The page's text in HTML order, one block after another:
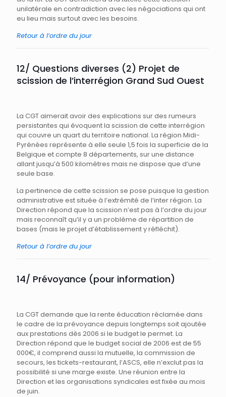
unilatérale en contradiction avec les négociations qui ont
eu lieu mais surtout avec les besoins.
Retour à l’ordre du jour
12/ Questions diverses (2) Projet de
scission de l’interrégion Grand Sud Ouest
La CGT aimerait avoir des explications sur des rumeurs
persistantes qui évoquent la scission de cette interrégion
qui couvre un quart du territoire national. La région Midi-
Pyrénées représente à elle seule 1,5 fois la superficie de la
Belgique et compte 8 départements, sur une distance
allant jusqu’à 500 kilomètres mais ne dispose que d’une
seule base.
La pertinence de cette scission se pose puisque la gestion
administrative est située à l’extrémité de l’inter région. La
Direction répond que la scission n’est pas à l’ordre du jour
mais reconnaît qu’il y a un problème de répartition de
bases (mais le projet d’établissement y réfléchit).
Retour à l’ordre du jour
14/ Prévoyance (pour information)
La CGT demande que la rente éducation réclamée dans
le cadre de la prévoyance depuis longtemps soit ajoutée
aux prestations dès 2006 si le budget le permet. La
Direction répond que le budget social de 2006 est de 55
000€, il comprend aussi la mutuelle, la commission de
secours, les tickets-restaurant, l’ASCS, elle n’exclut pas la
possibilité si une marge existe. Une réunion entre la
Direction et les organisations syndicales est fixée au mois
de juin.